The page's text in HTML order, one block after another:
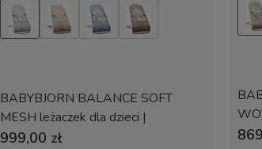
BABYBJORN BALANCE SOFT
MESH leżaczek dla dzieci |
Szary/Biały
999,00 zł
|